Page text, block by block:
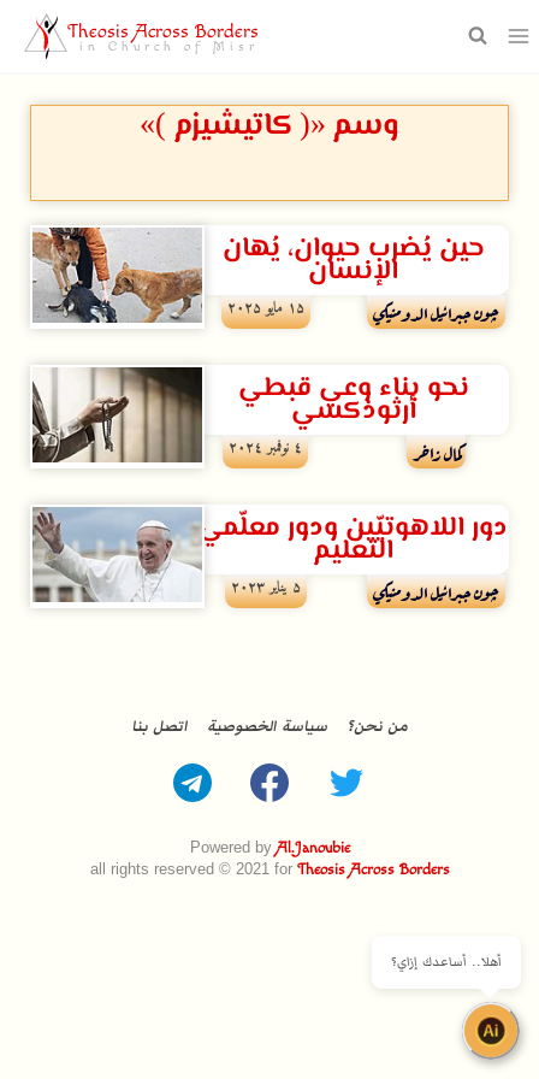
Theosis Across Borders
in Church of Misr
وسم «( كاتيشيزم )»
حين يُضرب حيوان، يُهان
الإنسان
چون جبرائيل الدومنيكي ۱۵ مايو ۲۰۲۵
نحو بناء وعي قبطي
أرثوذكسي
كمال زاخر ٤ نوفمبر ۲۰۲٤
دور اللاهوتيّين ودور معلّمي
التعليم
چون جبرائيل الدومنيكي ۵ يناير ۲۰۲۳
Powered by Al.Janoubie
all rights reserved © 2021 for Theosis Across Borders
من نحن؟ سياسة الخصوصية اتصل بنا
أهلا.. أساعدك إزاي؟